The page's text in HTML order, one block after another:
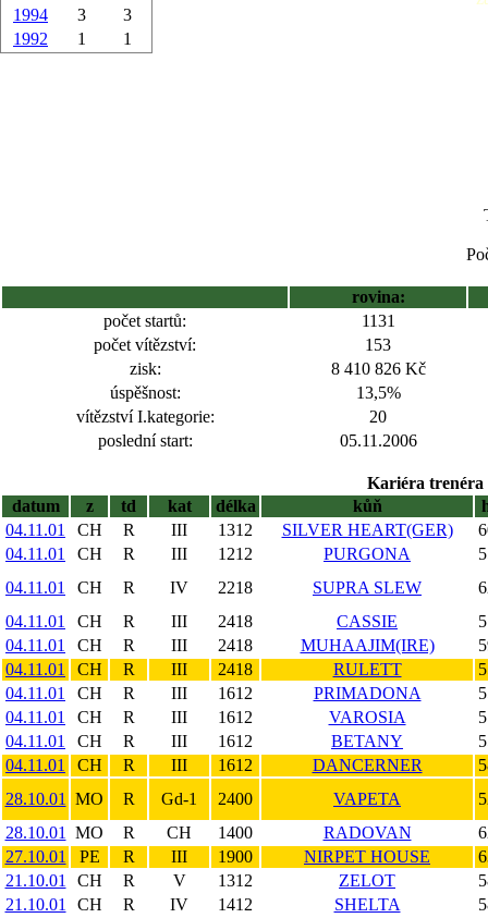
1994
3
3
1992
1 1
rovina:
počet startů:
1131
počet vítězství:
153
zisk:
8 410 826 Kč
úspěšnost:
13,5%
vítězství I.kategorie:
20
poslední start:
05.11.2006
Kariéra trenéra
datum
z td kat délka kůň
04.11.01
CH R III 1312 SILVER HEART(GER)
04.11.01
CH R III 1212 PURGONA
04.11.01
CH R IV 2218 SUPRA SLEW
04.11.01
CH R III 2418 CASSIE
04.11.01
CH R III 2418 MUHAAJIM(IRE)
04.11.01
CH R III 2418 RULETT
04.11.01
CH R III 1612 PRIMADONA
04.11.01
CH R III 1612 VAROSIA
04.11.01
CH R III 1612 BETANY
04.11.01
CH R III 1612 DANCERNER
28.10.01
MO R Gd-1 2400 VAPETA
28.10.01
MO R CH 1400 RADOVAN
27.10.01
PE R III 1900 NIRPET HOUSE
21.10.01
CH R V 1312 ZELOT
21.10.01
CH R IV 1412 SHELTA